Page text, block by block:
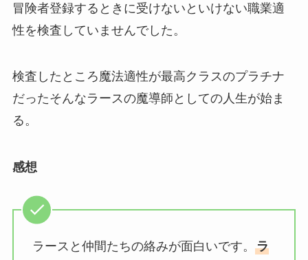
冒険者登録するときに受けないといけない職業適
性を検査していませんでした。
検査したところ魔法適性が最高クラスのプラチナ
だったそんなラースの魔導師としての人生が始ま
る。
感想
ラースと仲間たちの絡みが面白いです。 ラ